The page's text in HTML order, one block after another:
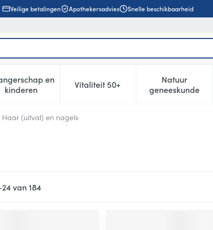
Veilige betalingen Apothekersadvies Snelle beschikbaarheid
en hygiëne categorie
Dieet, voeding en vitamines categorie
en
kinderenToon submenu voor Zwangerschap en kinderen
Vitaliteit 50+Toon submenu voor Vitaliteit
Natuur
geneeskunde
Toon
Haar (uitval) en nagels
24van184